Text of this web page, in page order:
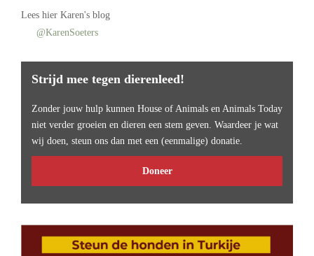
Lees hier Karen's blog
@KarenSoeters
Strijd mee tegen dierenleed!
Zonder jouw hulp kunnen House of Animals en Animals Today
niet verder groeien en dieren een stem geven. Waardeer je wat
wij doen, steun ons dan met een (eenmalige) donatie.
Doneer